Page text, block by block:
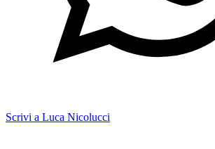
Scrivi a Luca Nicolucci